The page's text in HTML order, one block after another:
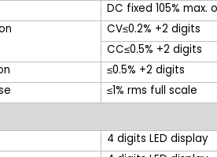
DC fixed 105% max.
CV≤0.2% +2 digits
CC≤0.5% +2 digits
≤0.5% +2 digits
≤1% rms full scale
4 digits LED display